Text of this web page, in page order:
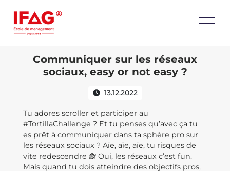
Communiquer sur les réseaux
sociaux, easy or not easy ?
13.12.2022
Tu adores scroller et participer au
#TortillaChallenge ? Et tu penses qu’avec ça tu
es prêt à communiquer dans ta sphère pro sur
les réseaux sociaux ? Aïe, aïe, aïe, tu risques de
vite redescendre 🙈 Oui, les réseaux c’est fun.
Mais quand tu dois atteindre des objectifs pros,